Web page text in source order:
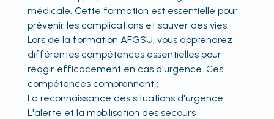
médicale. Cette formation est essentielle pour
prévenir les complications et sauver des vies.
Lors de la formation AFGSU, vous apprendrez
différentes compétences essentielles pour
réagir efficacement en cas d'urgence. Ces
compétences comprennent :
La reconnaissance des situations d'urgence
L'alerte et la mobilisation des secours